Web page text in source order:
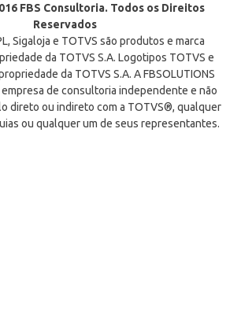
FBS Consultoria. Todos os Direitos
Reservados
Sigaloja e TOTVS são produtos e marca
da TOTVS S.A. Logotipos TOTVS e
da TOTVS S.A. A FBSOLUTIONS
de consultoria independente e não
direto ou indireto com a TOTVS®, qualquer
ou qualquer um de seus representantes.